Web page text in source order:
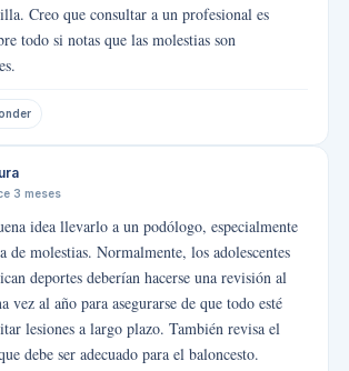
Creo que consultar a un profesional es
todo si notas que las molestias son
3 meses
idea llevarlo a un podólogo, especialmente
de molestias. Normalmente, los adolescentes
deportes deberían hacerse una revisión al
vez al año para asegurarse de que todo esté
lesiones a largo plazo. También revisa el
debe ser adecuado para el baloncesto.